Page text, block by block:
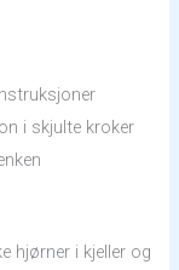
i skjulte kroker
hjørner i kjeller og